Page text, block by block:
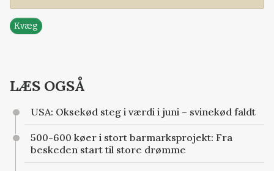
Kvæg
LÆS OGSÅ
USA: Oksekød steg i værdi i juni – svinekød faldt
500-600 køer i stort barmarksprojekt: Fra
beskeden start til store drømme